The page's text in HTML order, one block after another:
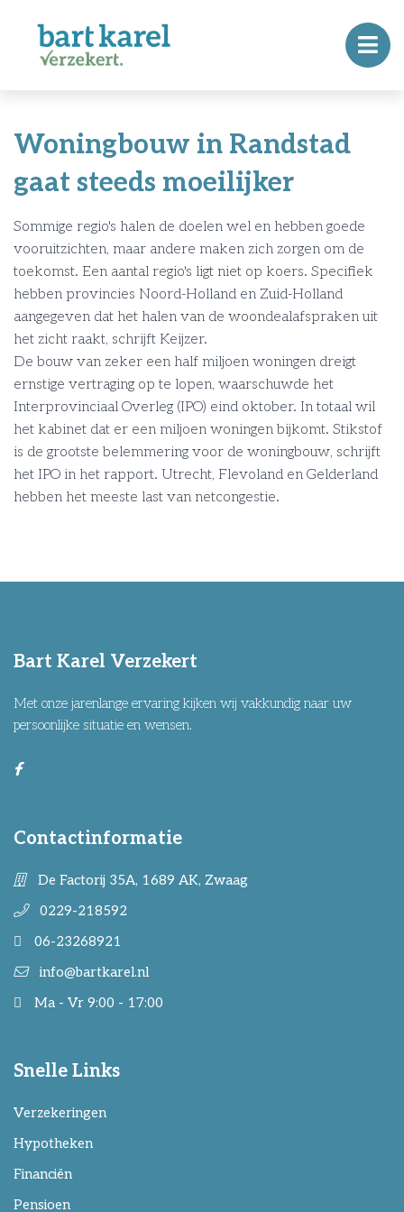
Woningbouw in Randstad
gaat steeds moeilijker
Sommige regio's halen de doelen wel en hebben goede
vooruitzichten, maar andere maken zich zorgen om de
toekomst. Een aantal regio's ligt niet op koers. Specifiek
hebben provincies Noord-Holland en Zuid-Holland
aangegeven dat het halen van de woondealafspraken uit
het zicht raakt, schrijft Keijzer.
De bouw van zeker een half miljoen woningen dreigt
ernstige vertraging op te lopen, waarschuwde het
Interprovinciaal Overleg (IPO) eind oktober. In totaal wil
het kabinet dat er een miljoen woningen bijkomt. Stikstof
is de grootste belemmering voor de woningbouw, schrijft
het IPO in het rapport. Utrecht, Flevoland en Gelderland
hebben het meeste last van netcongestie.
Bart Karel Verzekert
Met onze jarenlange ervaring kijken wij vakkundig naar uw
persoonlijke situatie en wensen.
Contactinformatie
De Factorij 35A, 1689 AK, Zwaag
0229-218592
06-23268921
info@bartkarel.nl
Ma - Vr 9:00 - 17:00
Snelle Links
Verzekeringen
Hypotheken
Financiën
Pensioen